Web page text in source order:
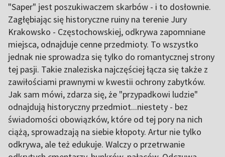
"Saper" jest poszukiwaczem skarbów - i to dosłownie.
Zagłębiając się historyczne ruiny na terenie Jury
Krakowsko - Częstochowskiej, odkrywa zapomniane
miejsca, odnajduje cenne przedmioty. To wszystko
jednak nie sprowadza się tylko do romantycznej strony
tej pasji. Takie znaleziska najczęściej łącza się także z
zawiłościami prawnymi w kwestii ochrony zabytków.
Jak sam mówi, zdarza się, że "przypadkowi ludzie"
odnajdują historyczny przedmiot...niestety - bez
świadomości obowiązków, które od tej pory na nich
ciążą, sprowadzają na siebie kłopoty. Artur nie tylko
odkrywa, ale też edukuje. Walczy o przetrwanie